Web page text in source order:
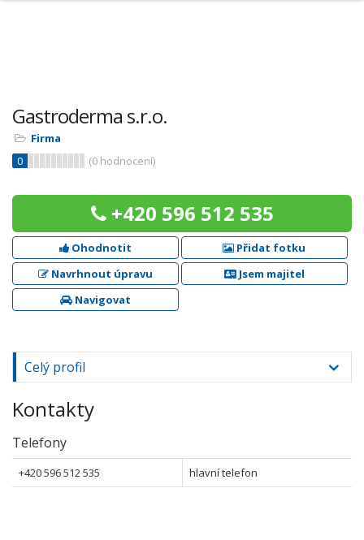
Gastroderma s.r.o.
Firma
0
(0 hodnocení)
+420 596 512 535
Ohodnotit
Přidat fotku
Navrhnout úpravu
Jsem majitel
Navigovat
Celý profil
Kontakty
Telefony
+420 596 512 535 hlavní telefon